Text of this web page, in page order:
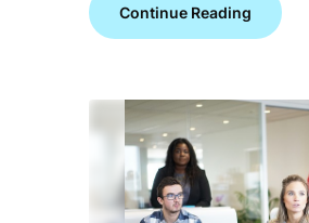
Continue Reading